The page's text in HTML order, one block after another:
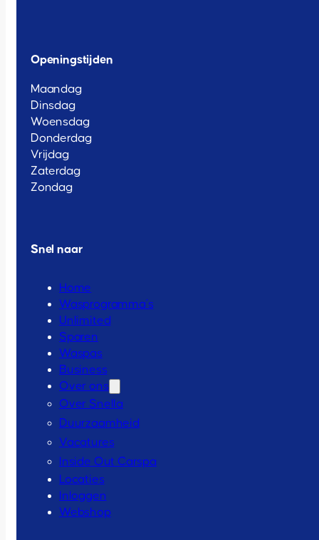
Openingstijden
Maandag
Dinsdag
Woensdag
Donderdag
Vrijdag
Zaterdag
Zondag
Snel naar
Home
Wasprogramma’s
Unlimited
Sparen
Waspas
Business
Over ons
Over Snella
Duurzaamheid
Vacatures
Inside Out Carspa
Locaties
Inloggen
Webshop